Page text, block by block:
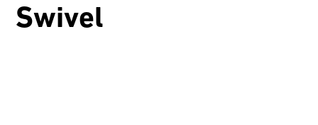
Swivel